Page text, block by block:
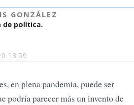
13:59
GONZÁLEZ
de política.
en plena pandemia, puede ser
podría parecer más un invento de